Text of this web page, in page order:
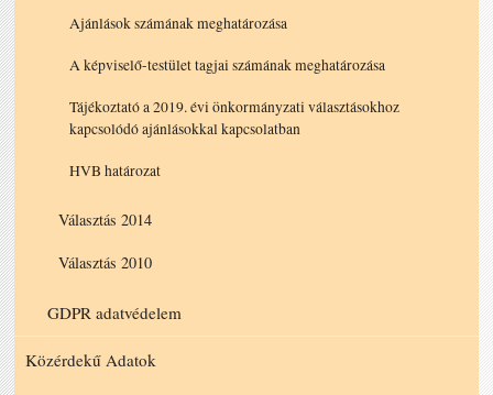
Ajánlások számának meghatározása
A képviselő-testület tagjai számának meghatározása
Tájékoztató a 2019. évi önkormányzati választásokhoz
kapcsolódó ajánlásokkal kapcsolatban
HVB határozat
Választás 2014
Választás 2010
GDPR adatvédelem
Közérdekű Adatok